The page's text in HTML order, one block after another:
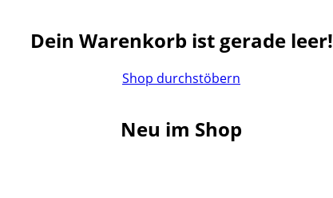
Dein Warenkorb ist gerade leer!
Shop durchstöbern
Neu im Shop